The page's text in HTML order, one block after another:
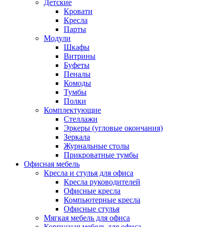
Детские
Кровати
Кресла
Парты
Модули
Шкафы
Витрины
Буфеты
Пеналы
Комоды
Тумбы
Полки
Комплектующие
Стеллажи
Эркеры (угловые окончания)
Зеркала
Журнальные столы
Прикроватные тумбы
Офисная мебель
Кресла и стулья для офиса
Кресла руководителей
Офисные кресла
Компьютерные кресла
Офисные стулья
Мягкая мебель для офиса